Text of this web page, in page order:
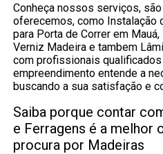
Conheça nossos serviços,
oferecemos, como Instalação
para Porta de Correr em
Verniz Madeira e tambem
com profissionais
empreendimento entende a
buscando a sua satisfação e
Saiba porque contar
e Ferragens é a melhor
procura por Madeiras